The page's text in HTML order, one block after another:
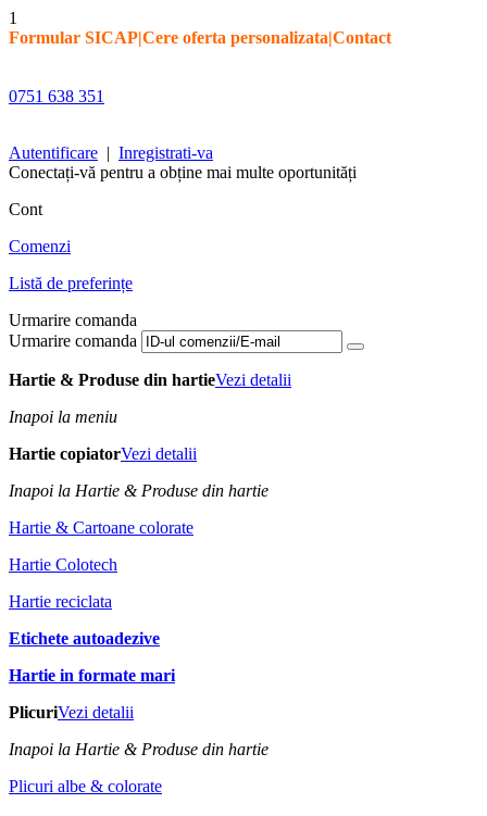
1
Formular SICAP|Cere oferta personalizata|Contact
0751 638 351
Autentificare | Inregistrati-va
Conectați-vă pentru a obține mai multe oportunități
Cont
Comenzi
Listă de preferințe
Urmarire comanda
Urmarire comanda
Hartie & Produse din hartieVezi detalii
Inapoi la meniu
Hartie copiatorVezi detalii
Inapoi la Hartie & Produse din hartie
Hartie & Cartoane colorate
Hartie Colotech
Hartie reciclata
Etichete autoadezive
Hartie in formate mari
PlicuriVezi detalii
Inapoi la Hartie & Produse din hartie
Plicuri albe & colorate